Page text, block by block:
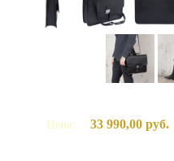
Цена: 33 990,00 руб.